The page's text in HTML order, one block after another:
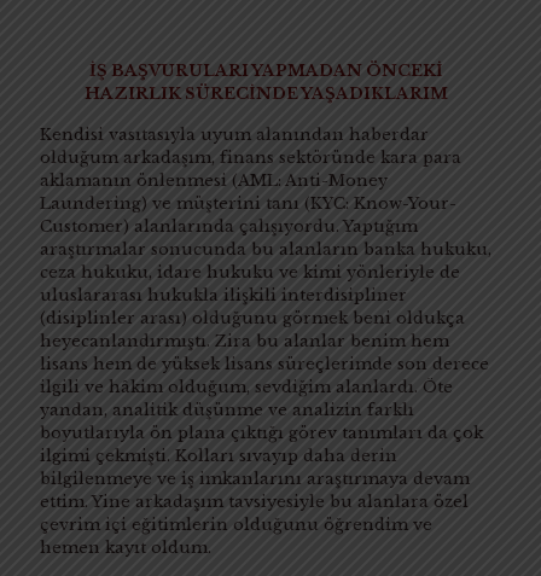
İŞ BAŞVURULARI YAPMADAN ÖNCEKİ
HAZIRLIK SÜRECİNDE YAŞADIKLARIM
Kendisi vasıtasıyla uyum alanından haberdar
olduğum arkadaşım, finans sektöründe kara para
aklamanın önlenmesi (AML: Anti-Money
Laundering) ve müşterini tanı (KYC: Know-Your-
Customer) alanlarında çalışıyordu. Yaptığım
araştırmalar sonucunda bu alanların banka hukuku,
ceza hukuku, idare hukuku ve kimi yönleriyle de
uluslararası hukukla ilişkili interdisipliner
(disiplinler arası) olduğunu görmek beni oldukça
heyecanlandırmıştı. Zira bu alanlar benim hem
lisans hem de yüksek lisans süreçlerimde son derece
ilgili ve hâkim olduğum, sevdiğim alanlardı. Öte
yandan, analitik düşünme ve analizin farklı
boyutlarıyla ön plana çıktığı görev tanımları da çok
ilgimi çekmişti. Kolları sıvayıp daha derin
bilgilenmeye ve iş imkanlarını araştırmaya devam
ettim. Yine arkadaşım tavsiyesiyle bu alanlara özel
çevrim içi eğitimlerin olduğunu öğrendim ve
hemen kayıt oldum.